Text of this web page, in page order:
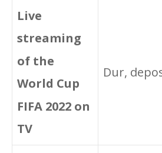
Live
streaming
of the
World Cup
FIFA 2022 on
TV
Dur,